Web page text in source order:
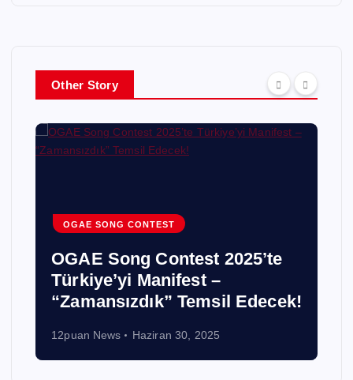
Other Story
OGAE SONG CONTEST
OGAE Song Contest 2025’te
Türkiye’yi Manifest –
“Zamansızdık” Temsil Edecek!
12puan News Haziran 30, 2025